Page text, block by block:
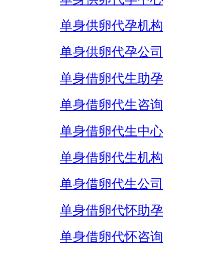
单身供卵代孕机构
单身供卵代孕公司
单身借卵代生助孕
单身借卵代生咨询
单身借卵代生中心
单身借卵代生机构
单身借卵代生公司
单身借卵代怀助孕
单身借卵代怀咨询